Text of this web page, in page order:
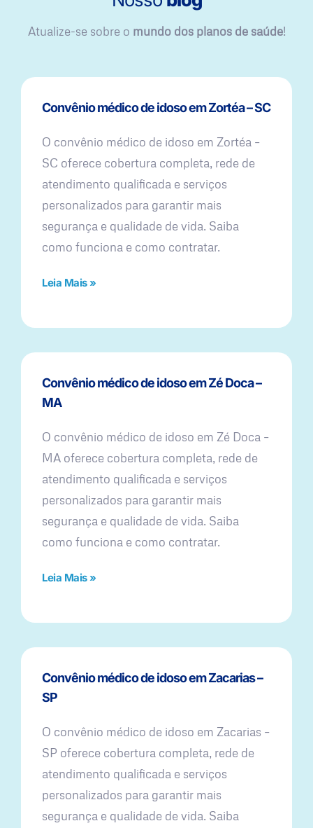
Atualize-se sobre o mundo dos planos de saúde!
Convênio médico de idoso em Zortéa – SC
O convênio médico de idoso em Zortéa –
SC oferece cobertura completa, rede de
atendimento qualificada e serviços
personalizados para garantir mais
segurança e qualidade de vida. Saiba
como funciona e como contratar.
Leia Mais »
Convênio médico de idoso em Zé Doca –
MA
O convênio médico de idoso em Zé Doca –
MA oferece cobertura completa, rede de
atendimento qualificada e serviços
personalizados para garantir mais
segurança e qualidade de vida. Saiba
como funciona e como contratar.
Leia Mais »
Convênio médico de idoso em Zacarias –
SP
O convênio médico de idoso em Zacarias –
SP oferece cobertura completa, rede de
atendimento qualificada e serviços
personalizados para garantir mais
segurança e qualidade de vida. Saiba